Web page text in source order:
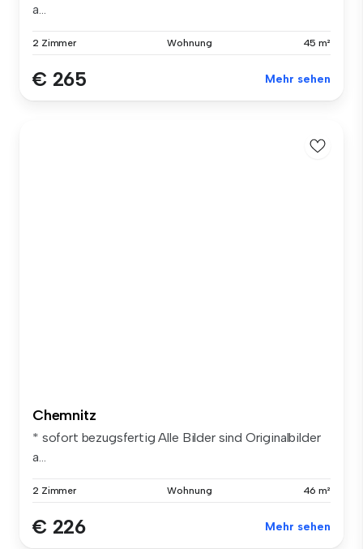
a...
2 Zimmer Wohnung 45 m²
€ 265 Mehr sehen
Chemnitz
* sofort bezugsfertig Alle Bilder sind Originalbilder
a...
2 Zimmer Wohnung 46 m²
€ 226 Mehr sehen